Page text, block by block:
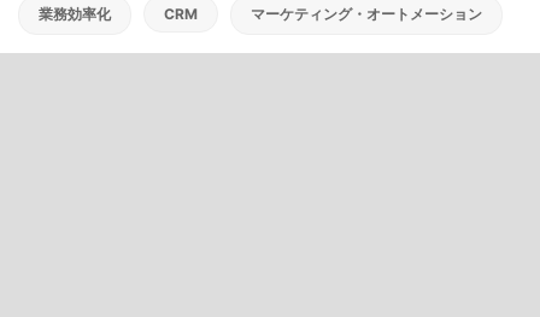
業務効率化 CRM マーケティング・オートメーション